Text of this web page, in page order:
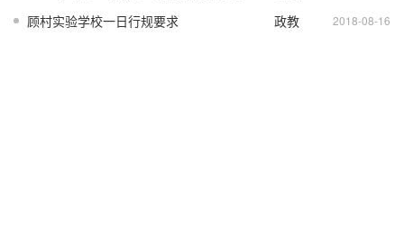
处
顾村实验学校一日行规要求
政教
2018-08-16